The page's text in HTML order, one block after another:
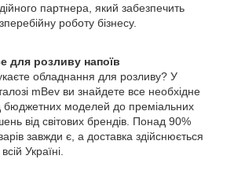
партнера, який забезпечить
роботу бізнесу.
для розливу напоїв
обладнання для розливу? У
mBev ви знайдете все необхідне
бюджетних моделей до преміальних
від світових брендів. Понад 90%
завжди є, а доставка здійснюється
Україні.